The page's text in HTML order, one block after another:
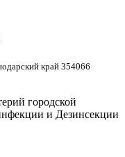
край 354066
городской
и Дезинсекции